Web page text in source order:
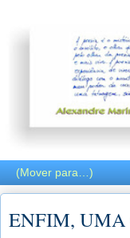
ENFIM,